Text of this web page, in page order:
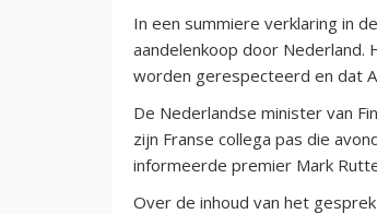
In een summiere verklaring in
aandelenkoop door Nederland.
worden gerespecteerd en dat
De Nederlandse minister van
zijn Franse collega pas die
informeerde premier Mark
Over de inhoud van het